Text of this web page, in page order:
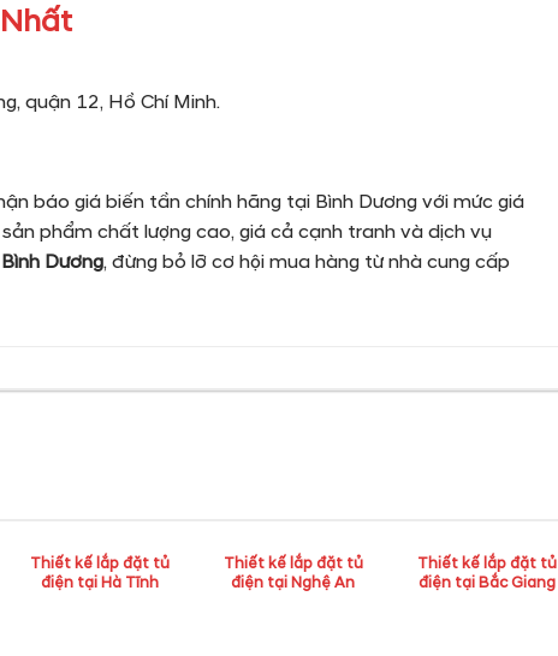
quận 12, Hồ Chí Minh.
báo giá biến tần chính hãng tại Bình Dương với mức giá
phẩm chất lượng cao, giá cả cạnh tranh và dịch vụ
Dương, đừng bỏ lỡ cơ hội mua hàng từ nhà cung cấp
Thiết kế lắp đặt tủ
điện tại Hà Tĩnh
Thiết kế lắp đặt tủ
điện tại Nghệ An
Thiết kế lắp đặt tủ
điện tại Bắc Giang